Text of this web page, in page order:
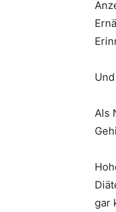
Als
gar